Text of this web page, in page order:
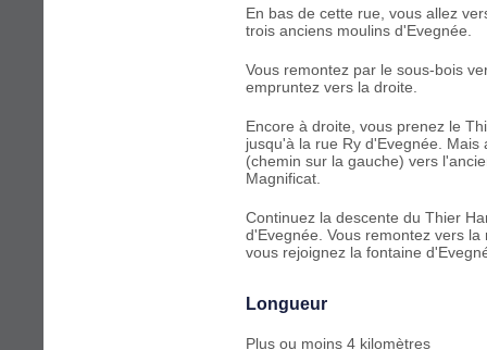
En bas de cette rue, vous allez
trois anciens moulins d'Evegnée.
Vous remontez par le sous-bois
empruntez vers la droite.
Encore à droite, vous prenez le
jusqu'à la rue Ry d'Evegnée.
(chemin sur la gauche) vers
Magnificat.
Continuez la descente du Thier
d'Evegnée. Vous remontez vers
vous rejoignez la fontaine
Longueur
Plus ou moins 4 kilomètres